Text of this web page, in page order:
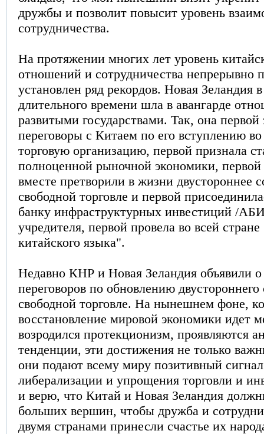
дружбы и позволит повысит уровень
сотрудничества.
На протяжении многих лет уровень
отношений и сотрудничества непрерывно
установлен ряд рекордов. Новая Зеландия
длительного времени шла в авангарде
развитыми государствами. Так, она первой
переговоры с Китаем по его вступлению
торговую организацию, первой признала
полноценной рыночной экономики,
вместе претворили в жизни двустороннее
свободной торговле и первой
банку инфраструктурных инвестиций /
учредителя, первой провела во всей
китайского языка".
Недавно КНР и Новая Зеландия объявили о
переговоров по обновлению
свободной торговле. На нынешнем фоне,
восстановление мировой экономики идет
возродился протекционизм, проявляются
тенденции, эти достижения не только
они подают всему миру позитивный
либерализации и упрощения торговли и
и верю, что Китай и Новая Зеландия
больших вершин, чтобы дружба и
двумя странами принесли счастье их